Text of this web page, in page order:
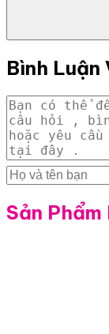
Bình Luận
Sản Phẩm